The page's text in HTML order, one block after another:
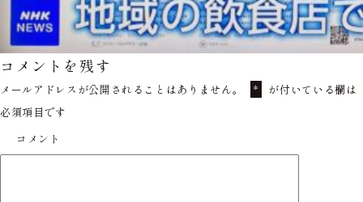
コメントを残す
メールアドレスが公開されることはありません。 *
が付いている欄は
必須項目です
コメント